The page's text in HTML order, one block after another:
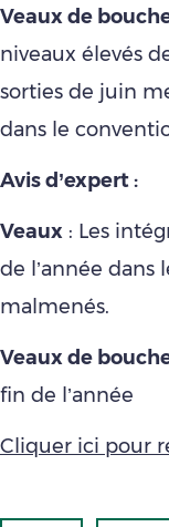
Veaux de
niveaux élevés
sorties de juin
dans le
Avis d’expert :
Veaux : Les
de l’année dans
malmenés.
Veaux de
fin de l’année
Cliquer ici pour